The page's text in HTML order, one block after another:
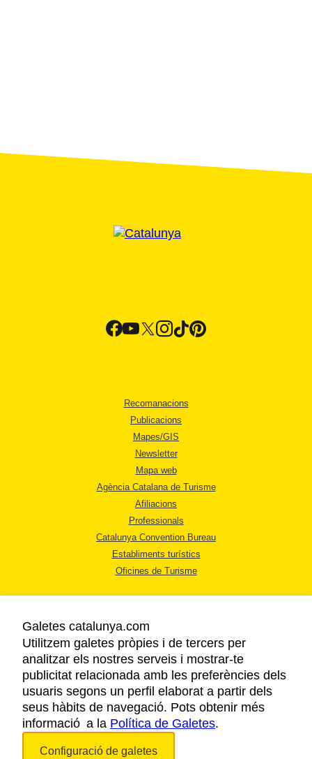
Recomanacions
Publicacions
Mapes/GIS
Newsletter
Mapa web
Agència Catalana de Turisme
Afiliacions
Professionals
Catalunya Convention Bureau
Establiments turístics
Oficines de Turisme
AVÍS LEGAL
POLÍTICA DE PRIVACITAT
COOKIES
ACCESSIBILITAT
Galetes catalunya.com
Utilitzem galetes pròpies i de tercers per
analitzar els nostres serveis i mostrar-te
publicitat relacionada amb les preferències dels
usuaris segons un perfil elaborat a partir dels
seus hàbits de navegació. Pots obtenir més
informació a la Política de Galetes.
Configuració de galetes